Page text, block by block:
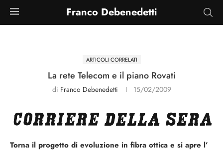
Franco Debenedetti
ARTICOLI CORRELATI
La rete Telecom e il piano Rovati
di Franco Debenedetti 15/02/2009
Torna il progetto di evoluzione in fibra ottica e si apre l’